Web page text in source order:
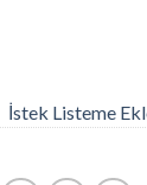
İstek Listeme